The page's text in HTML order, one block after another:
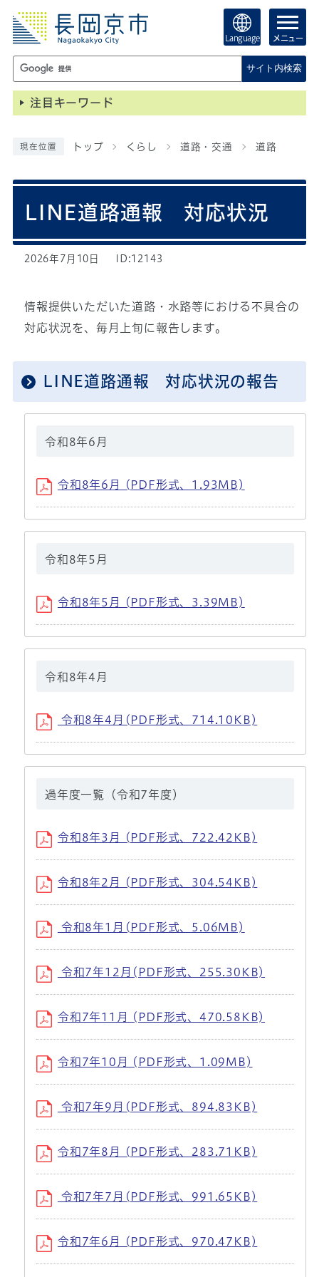
Language メニュー
サイト内検索
注目キーワード
現在位置 トップ くらし 道路・交通 道路
LINE道路通報 対応状況
2026年7月10日 ID:12143
情報提供いただいた道路・水路等における不具合の
対応状況を、毎月上旬に報告します。
LINE道路通報 対応状況の報告
令和8年6月
令和8年6月 (PDF形式、1.93MB)
令和8年5月
令和8年5月 (PDF形式、3.39MB)
令和8年4月
令和8年4月(PDF形式、714.10KB)
過年度一覧（令和7年度）
令和8年3月 (PDF形式、722.42KB)
令和8年2月 (PDF形式、304.54KB)
令和8年1月(PDF形式、5.06MB)
令和7年12月(PDF形式、255.30KB)
令和7年11月 (PDF形式、470.58KB)
令和7年10月 (PDF形式、1.09MB)
令和7年9月(PDF形式、894.83KB)
令和7年8月 (PDF形式、283.71KB)
令和7年7月(PDF形式、991.65KB)
令和7年6月 (PDF形式、970.47KB)